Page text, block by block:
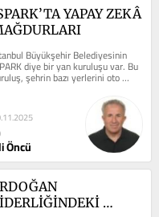
YAPAY ZEKÂ
Büyükşehir Belediyesinin
diye bir yan kuruluşu var. Bu
şehrin bazı yerlerini oto
kiralama için ayırmış. Buraya...
Öncü